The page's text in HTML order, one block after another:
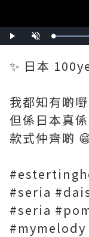
Play Unmute
✨ 日本
我都知有啲
但係日本真
款式仲齊啲
#seria
#seria
#mymelody